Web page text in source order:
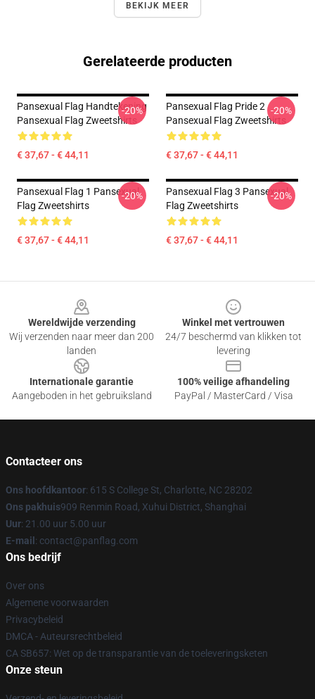
BEKIJK MEER
Gerelateerde producten
Pansexual Flag Handtekening
Pansexual Flag Zweetshirts
€ 37,67 - € 44,11
-20%
Pansexual Flag Pride 2
Pansexual Flag Zweetshirts
€ 37,67 - € 44,11
-20%
Pansexual Flag 1 Pansexual
Flag Zweetshirts
€ 37,67 - € 44,11
-20%
Pansexual Flag 3 Pansexual
Flag Zweetshirts
€ 37,67 - € 44,11
-20%
Wereldwijde verzending
Wij verzenden naar meer dan 200
landen
Winkel met vertrouwen
24/7 beschermd van klikken tot
levering
Internationale garantie
Aangeboden in het gebruiksland
100% veilige afhandeling
PayPal / MasterCard / Visa
Contacteer ons
Ons hoofdkantoor: 615 S College St, Charlotte, NC 28202
Ons pakhuis909 Renmin Road, Xuhui District, Shanghai
Uur: 21.00 uur 5.00 uur
E-mail : contact@panflag.com
Ons bedrijf
Over ons
Algemene voorwaarden
Privacybeleid
DMCA - Auteursrechtbeleid
CA SB657: Wet op de transparantie van de toeleveringsketen
Onze steun